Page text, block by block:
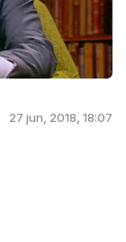
27 jun, 2018, 18:07